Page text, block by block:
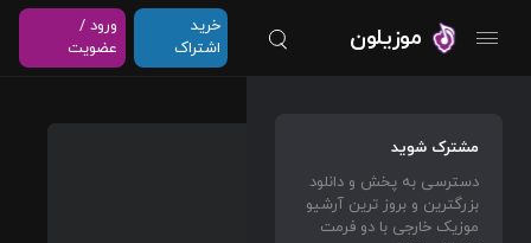
موزیلون
خرید
اشتراک
ورود /
عضویت
مشترک شوید
دسترسی به پخش و دانلود
بزرگترین و بروز ترین آرشیو
موزیک خارجی با دو فرمت